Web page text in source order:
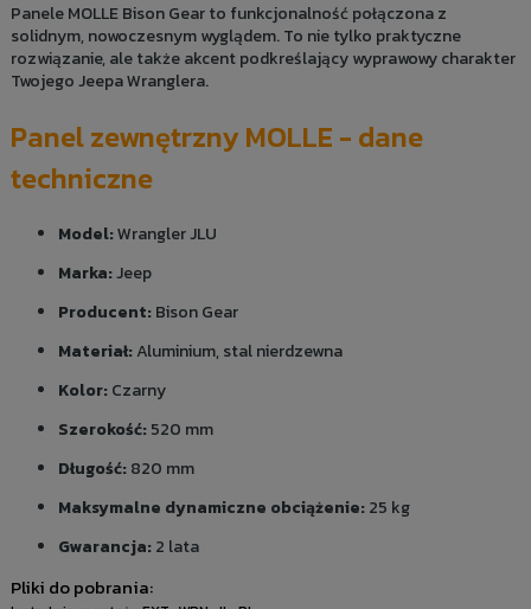
Panele MOLLE Bison Gear to funkcjonalność połączona z
solidnym, nowoczesnym wyglądem. To nie tylko praktyczne
rozwiązanie, ale także akcent podkreślający wyprawowy charakter
Twojego Jeepa Wranglera.
Panel zewnętrzny MOLLE - dane
techniczne
Model:Wrangler JLU
Marka:Jeep
Producent:Bison Gear
Materiał:Aluminium, stal nierdzewna
Kolor:Czarny
Szerokość:520 mm
Długość:820 mm
Maksymalne dynamiczne obciążenie:25 kg
Gwarancja:2 lata
Pliki do pobrania: